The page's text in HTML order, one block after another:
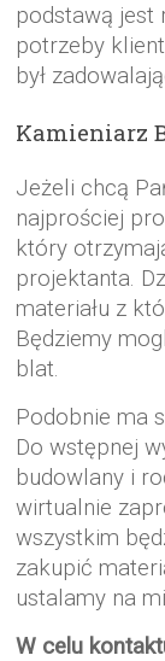
podstawą jest
potrzeby
był
Kamieniarz
Jeżeli chcą
najprościej
który
projektanta.
materiału z
Będziemy
blat.
Podobnie ma
Do wstępnej
budowlany i
wirtualnie
wszystkim
zakupić
ustalamy na
W celu